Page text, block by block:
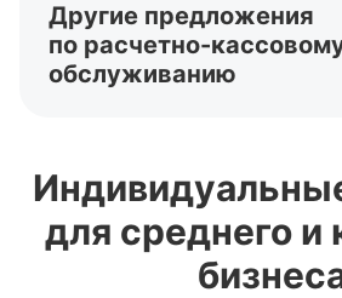
Другие предложения
по расчетно-
обслуживанию
Расчетный счет для ООО
Корпоративная
РКО для ИП и юридических
расчетно-кассовое
для среднего и